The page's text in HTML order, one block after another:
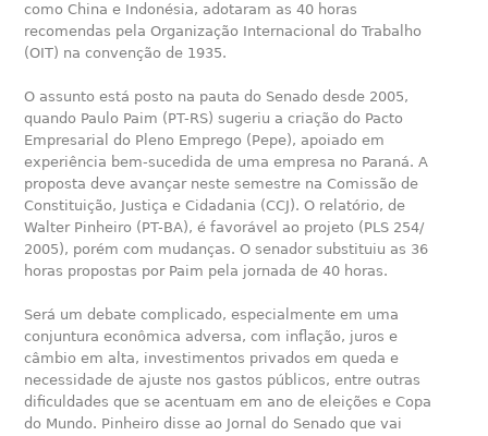
como China e Indonésia, adotaram as 40 horas
recomendas pela Organização Internacional do Trabalho
(OIT) na convenção de 1935.
O assunto está posto na pauta do Senado desde 2005,
quando Paulo Paim (PT-RS) sugeriu a criação do Pacto
Empresarial do Pleno Emprego (Pepe), apoiado em
experiência bem-sucedida de uma empresa no Paraná. A
proposta deve avançar neste semestre na Comissão de
Constituição, Justiça e Cidadania (CCJ). O relatório, de
Walter Pinheiro (PT-BA), é favorável ao projeto (PLS 254/
2005), porém com mudanças. O senador ­substituiu as 36
horas propostas ­por Paim pela jornada de 40 horas.
Será um debate complicado, especialmente em uma
conjuntura econômica adversa, com inflação, juros e
câmbio em alta, investimentos privados em queda e
necessidade de ajuste nos gastos públicos, entre outras
dificuldades que se acentuam em ano de eleições e Copa
do Mundo. Pinheiro disse ao Jornal do Senado que vai